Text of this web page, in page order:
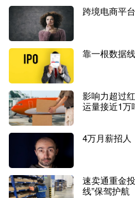
虽然这些视频的普遍观看量只
简单，可以短时间快速进行大
目前，ABC Crystal DIY的官
丝，在账号信息栏，它还挂
是将平台的流量得到了充分的
跨境电商平
靠一根数据
影响力超过
运量接近1万
4万月薪招人
速卖通重金
线”保驾护航